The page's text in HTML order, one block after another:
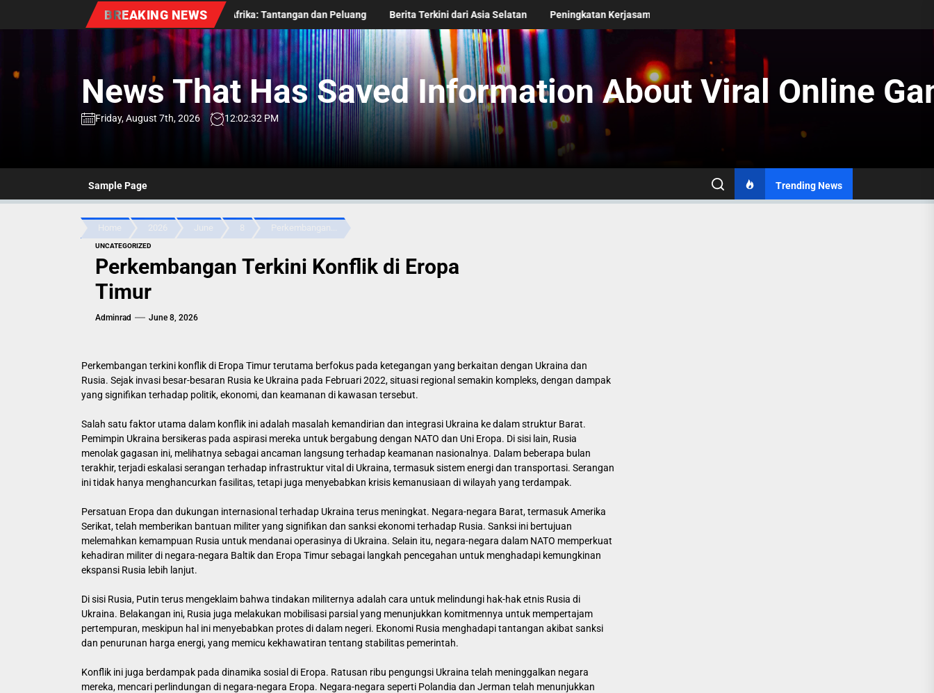
BREAKING NEWS
Perkembangan Pendidikan di Afrika: Tantangan dan Peluang Berita Terkini dari Asia Selatan Peningkatan Kerjasama Ekonomi Eropa Pasca-Brexit
News That Has Saved Information About Viral Online
Friday, August 7th, 2026 12:02:32 PM
Sample Page Trending News
Home 2026 June 8 Perkembangan...
UNCATEGORIZED
Perkembangan Terkini Konflik di Eropa
Timur
Adminrad June 8, 2026
Perkembangan terkini konflik di Eropa Timur terutama berfokus pada ketegangan yang berkaitan dengan Ukraina dan
Rusia. Sejak invasi besar-besaran Rusia ke Ukraina pada Februari 2022, situasi regional semakin kompleks, dengan dampak
yang signifikan terhadap politik, ekonomi, dan keamanan di kawasan tersebut.
Salah satu faktor utama dalam konflik ini adalah masalah kemandirian dan integrasi Ukraina ke dalam struktur Barat.
Pemimpin Ukraina bersikeras pada aspirasi mereka untuk bergabung dengan NATO dan Uni Eropa. Di sisi lain, Rusia
menolak gagasan ini, melihatnya sebagai ancaman langsung terhadap keamanan nasionalnya. Dalam beberapa bulan
terakhir, terjadi eskalasi serangan terhadap infrastruktur vital di Ukraina, termasuk sistem energi dan transportasi. Serangan
ini tidak hanya menghancurkan fasilitas, tetapi juga menyebabkan krisis kemanusiaan di wilayah yang terdampak.
Persatuan Eropa dan dukungan internasional terhadap Ukraina terus meningkat. Negara-negara Barat, termasuk Amerika
Serikat, telah memberikan bantuan militer yang signifikan dan sanksi ekonomi terhadap Rusia. Sanksi ini bertujuan
melemahkan kemampuan Rusia untuk mendanai operasinya di Ukraina. Selain itu, negara-negara dalam NATO memperkuat
kehadiran militer di negara-negara Baltik dan Eropa Timur sebagai langkah pencegahan untuk menghadapi kemungkinan
ekspansi Rusia lebih lanjut.
Di sisi Rusia, Putin terus mengeklaim bahwa tindakan militernya adalah cara untuk melindungi hak-hak etnis Rusia di
Ukraina. Belakangan ini, Rusia juga melakukan mobilisasi parsial yang menunjukkan komitmennya untuk mempertajam
pertempuran, meskipun hal ini menyebabkan protes di dalam negeri. Ekonomi Rusia menghadapi tantangan akibat sanksi
dan penurunan harga energi, yang memicu kekhawatiran tentang stabilitas pemerintah.
Konflik ini juga berdampak pada dinamika sosial di Eropa. Ratusan ribu pengungsi Ukraina telah meninggalkan negara
mereka, mencari perlindungan di negara-negara Eropa. Negara-negara seperti Polandia dan Jerman telah menunjukkan